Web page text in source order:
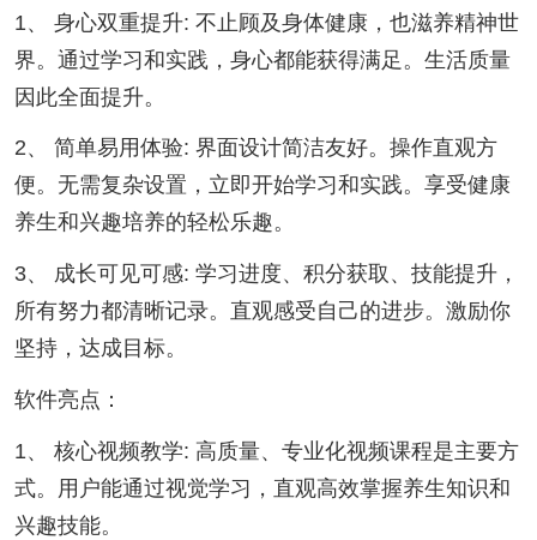
1、 身心双重提升: 不止顾及身体健康，也滋养精神世
界。通过学习和实践，身心都能获得满足。生活质量
因此全面提升。
2、 简单易用体验: 界面设计简洁友好。操作直观方
便。无需复杂设置，立即开始学习和实践。享受健康
养生和兴趣培养的轻松乐趣。
3、 成长可见可感: 学习进度、积分获取、技能提升，
所有努力都清晰记录。直观感受自己的进步。激励你
坚持，达成目标。
软件亮点：
1、 核心视频教学: 高质量、专业化视频课程是主要方
式。用户能通过视觉学习，直观高效掌握养生知识和
兴趣技能。